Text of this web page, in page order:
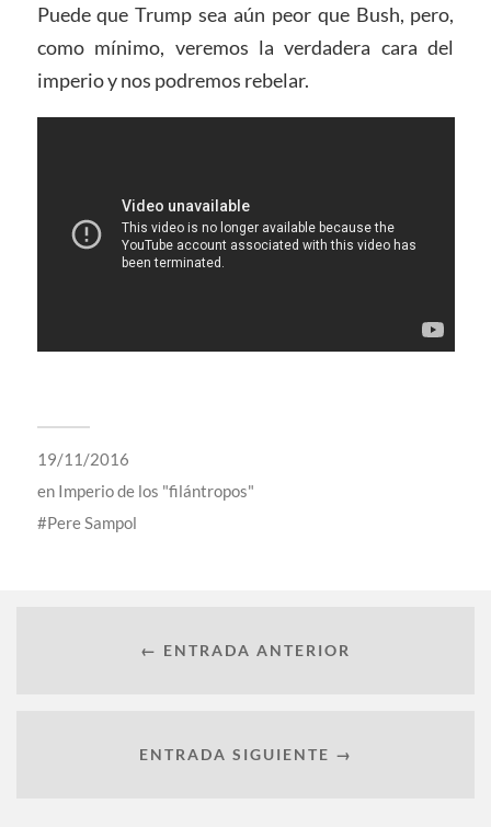
Puede que Trump sea aún peor que Bush, pero,
como mínimo, veremos la verdadera cara del
imperio y nos podremos rebelar.
19/11/2016
en Imperio de los "filántropos"
Pere Sampol
← ENTRADA ANTERIOR
ENTRADA SIGUIENTE →